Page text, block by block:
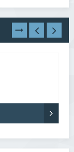
TÜMÜNÜ
GÖR